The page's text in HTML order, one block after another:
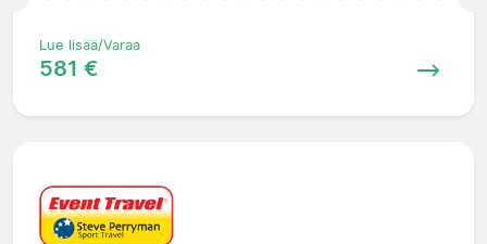
Lue lisää/Varaa
581 €